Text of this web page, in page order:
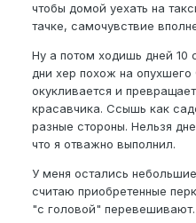
чтобы домой уехать на
тачке, самочувствие
Ну а потом ходишь дней 10
дни хер похож на
окукливается и
красавчика. Ссышь как
разные стороны. Нельзя
что я отважно выполнил.
У меня остались
считаю приобретенные
"с головой" перевешивают.